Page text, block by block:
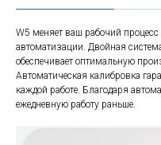
W5 меняет ваш рабочий процесс
автоматизации. Двойная
обеспечивает оптимальную
Автоматическая калибровка
каждой работе. Благодаря
ежедневную работу раньше.